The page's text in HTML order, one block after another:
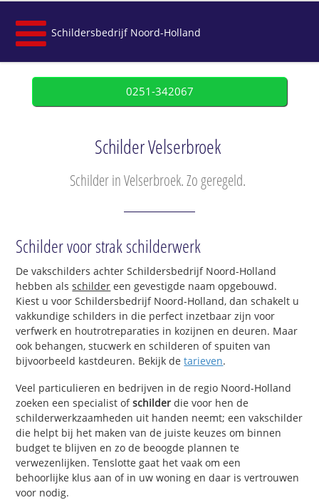
Schildersbedrijf Noord-Holland
0251-342067
Schilder Velserbroek
Schilder in Velserbroek. Zo geregeld.
Schilder voor strak schilderwerk
De vakschilders achter Schildersbedrijf Noord-Holland
hebben alsschilder een gevestigde naam opgebouwd.
Kiest u voor Schildersbedrijf Noord-Holland, dan schakelt u
vakkundige schilders in die perfect inzetbaar zijn voor
verfwerk en houtrotreparaties in kozijnen en deuren. Maar
ook behangen, stucwerk en schilderen of spuiten van
bijvoorbeeld kastdeuren. Bekijk detarieven.
Veel particulieren en bedrijven in de regio Noord-Holland
zoeken een specialist ofschilder die voor hen de
schilderwerkzaamheden uit handen neemt; een vakschilder
die helpt bij het maken van de juiste keuzes om binnen
budget te blijven en zo de beoogde plannen te
verwezenlijken. Tenslotte gaat het vaak om een
behoorlijke klus aan of in uw woning en daar is vertrouwen
voor nodig.